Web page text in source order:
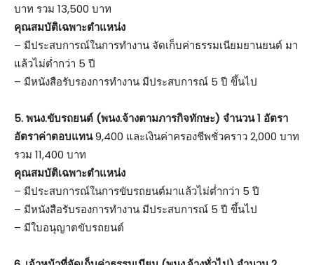
บาท รวม 13,500 บาท
คุณสมบัติเฉพาะตำแหน่ง
– มีประสบการณ์ในการทำงาน จัดเก็บค่าธรรมเนียมยานยนต์ มา
แล้วไม่ต่ำกว่า 5 ปี
– มีหนังสือรับรองการทำงาน มีประสบการณ์ 5 ปี ขึ้นไป
5. พนง.ขับรถยนต์ (พนง.จ้างตามภารกิจทักษะ) จำนวน 1 อัตรา
อัตราค่าตอบแทน9,400 และเงินค่าครองชีพชั่วคราว 2,000 บาท
รวม 11,400 บาท
คุณสมบัติเฉพาะตำแหน่ง
– มีประสบการณ์ในการขับรถยนต์มาแล้วไม่ต่ำกว่า 5 ปี
– มีหนังสือรับรองการทำงาน มีประสบการณ์ 5 ปี ขึ้นไป
– มีใบอนุญาตขับรถยนต์